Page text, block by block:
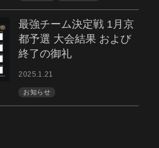
最強チーム決定戦 1月京
都予選 大会結果 および
終了の御礼
2025.1.21
お知らせ